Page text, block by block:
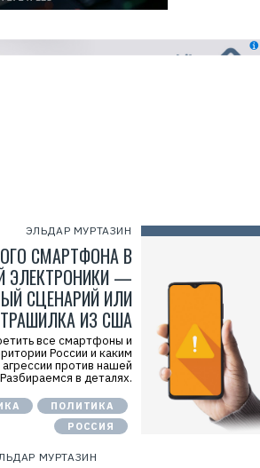
ЭЛЬДАР МУРТАЗИН
СМАРТФОНА В
ЭЛЕКТРОНИКИ —
СЦЕНАРИЙ ИЛИ
ИЗ США
все смартфоны и
России и каким
против нашей
в деталях.
ПОЛИТИКА
РОССИЯ
МУРТАЗИН